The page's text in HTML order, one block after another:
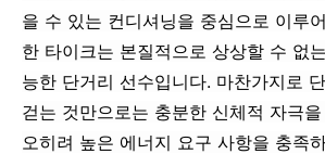
을 수 있는 컨디셔닝을 중심으로 이루
한 타이크는 본질적으로 상상할 수 없
능한 단거리 선수입니다. 마찬가지로
걷는 것만으로는 충분한 신체적 자극
오히려 높은 에너지 요구 사항을 충족